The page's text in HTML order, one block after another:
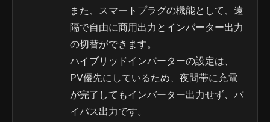
また、スマートプラグの機能として、遠
隔で自由に商用出力とインバーター出力
の切替ができます。
ハイブリッドインバーターの設定は、
PV優先にしているため、夜間帯に充電
が完了してもインバーター出力せず、バ
イパス出力です。